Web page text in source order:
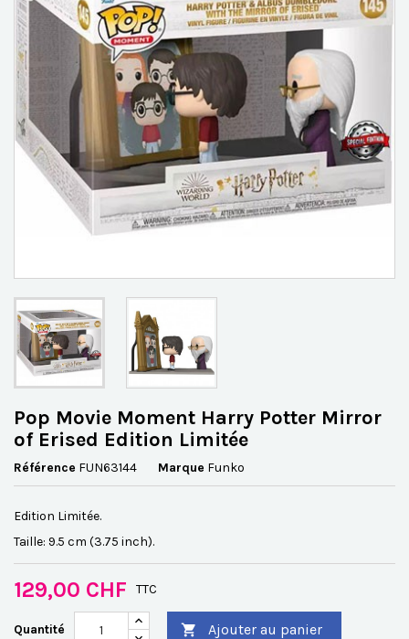
Pop Movie Moment Harry Potter Mirror
of Erised Edition Limitée
Référence FUN63144 Marque Funko
Edition Limitée.
Taille: 9.5 cm (3.75 inch).
129,00 CHF TTC
Quantité  Ajouter au panier